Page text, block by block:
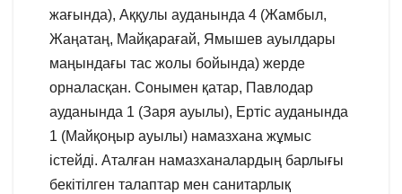
жағында), Аққулы ауданында 4 (Жамбыл,
Жаңатаң, Майқарағай, Ямышев ауылдары
маңындағы тас жолы бойында) жерде
орналасқан. Сонымен қатар, Павлодар
ауданында 1 (Заря ауылы), Ертіс ауданында
1 (Майқоңыр ауылы) намазхана жұмыс
істейді. Аталған намазханалардың барлығы
бекітілген талаптар мен санитарлық